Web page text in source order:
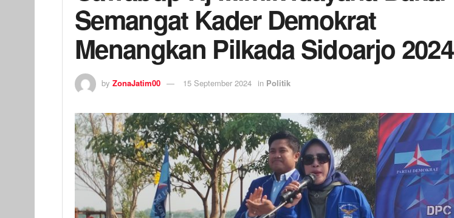
Semangat Kader Demokrat
Menangkan Pilkada Sidoarjo 2024
by ZonaJatim00 15 September 2024 in Politik